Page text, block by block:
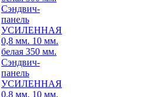
Сэндвич-
панель
УСИЛЕННАЯ
0,8 мм. 10 мм.
белая 350 мм.
Сэндвич-
панель
УСИЛЕННАЯ
0,8 мм. 10 мм.